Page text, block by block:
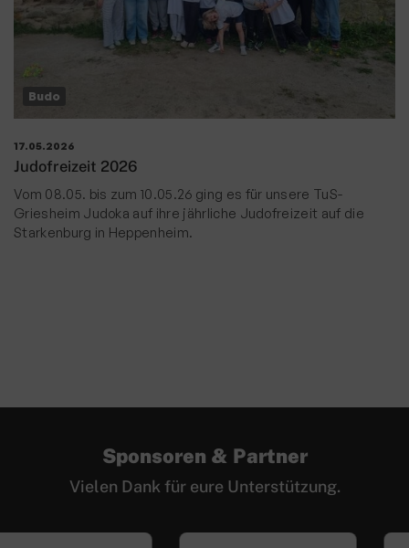
Budo
17.05.2026
Judofreizeit 2026
Vom 08.05. bis zum 10.05.26 ging es für unsere TuS-
Griesheim Judoka auf ihre jährliche Judofreizeit auf die
Starkenburg in Heppenheim.
Sponsoren & Partner
Vielen Dank für eure Unterstützung.